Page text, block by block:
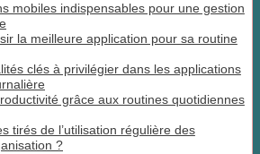
mobiles indispensables pour une gestion
la meilleure application pour sa routine
clés à privilégier dans les applications
grâce aux routines quotidiennes
tirés de l’utilisation régulière des
?